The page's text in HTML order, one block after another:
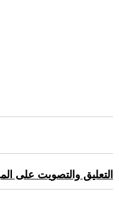
التعليق والتصويت على